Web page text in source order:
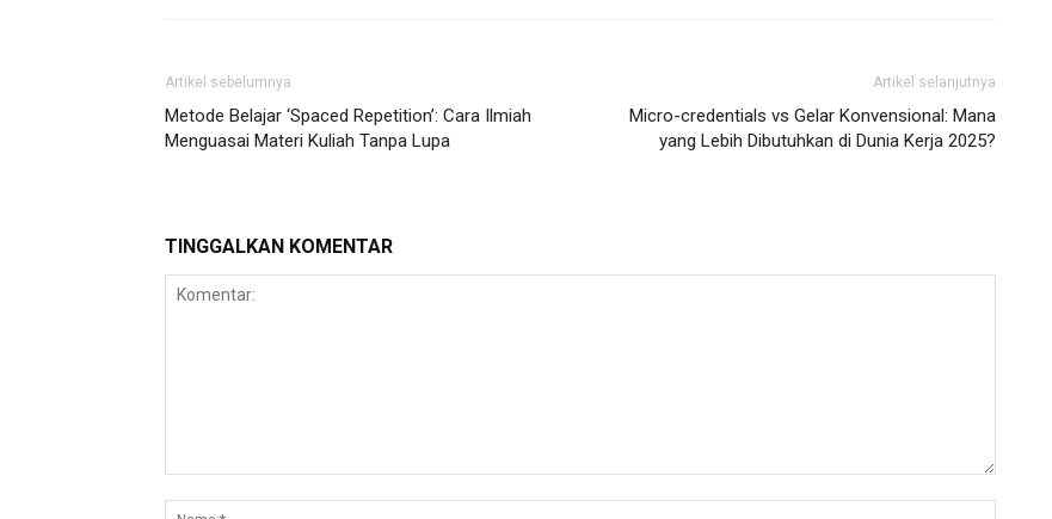
Artikel sebelumnya
Metode Belajar ‘Spaced Repetition’: Cara Ilmiah
Menguasai Materi Kuliah Tanpa Lupa
Artikel selanjutnya
Micro-credentials vs Gelar Konvensional: Mana
yang Lebih Dibutuhkan di Dunia Kerja 2025?
TINGGALKAN KOMENTAR